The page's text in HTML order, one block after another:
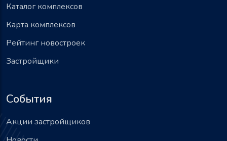
Каталог комплексов
Карта комплексов
Рейтинг новостроек
Застройщики
События
Акции застройщиков